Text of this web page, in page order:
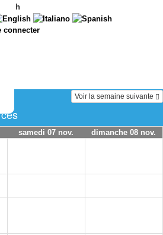
h
connecter
Voir la semaine suivante
samedi 07 nov.
dimanche 08 nov.